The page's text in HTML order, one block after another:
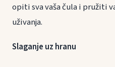
opiti sva vaša čula i pružiti
uživanja.
Slaganje uz hranu